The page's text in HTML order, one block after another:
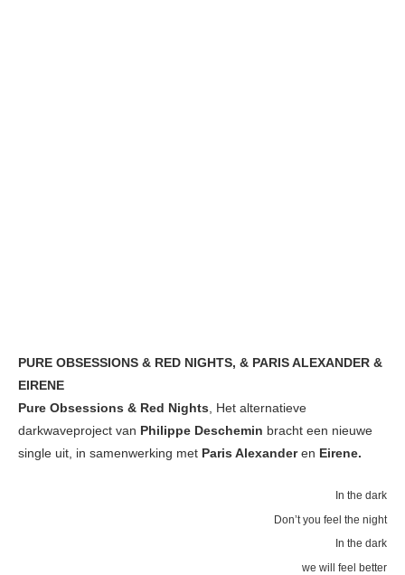
PURE OBSESSIONS & RED NIGHTS, & PARIS ALEXANDER &
EIRENE
Pure Obsessions & Red Nights , Het alternatieve
darkwaveproject van Philippe Deschemin bracht een nieuwe
single uit, in samenwerking met Paris Alexanderen Eirene.
In the dark
Don’t you feel the night
In the dark
we will feel better